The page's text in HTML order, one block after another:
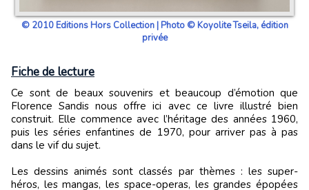
© 2010 Editions Hors Collection | Photo © Koyolite Tseila, édition
privée
Fiche de lecture
Ce sont de beaux souvenirs et beaucoup d’émotion que
Florence Sandis nous offre ici avec ce livre illustré bien
construit. Elle commence avec l’héritage des années 1960,
puis les séries enfantines de 1970, pour arriver pas à pas
dans le vif du sujet.
Les dessins animés sont classés par thèmes : les super-
héros, les mangas, les space-operas, les grandes épopées